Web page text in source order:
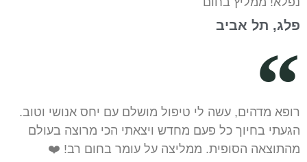
פלג, תל אביב
רופא מדהים, עשה לי טיפול מושלם עם יחס אנושי וטוב.
הגעתי בחיוך כל פעם מחדש ויצאתי הכי מרוצה בעולם
מהתוצאה הסופית. ממליצה על עומר בחום רב! ❤️